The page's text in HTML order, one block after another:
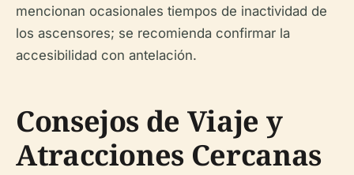
mencionan ocasionales tiempos de inactividad de
los ascensores; se recomienda confirmar la
accesibilidad con antelación.
Consejos de Viaje y
Atracciones Cercanas